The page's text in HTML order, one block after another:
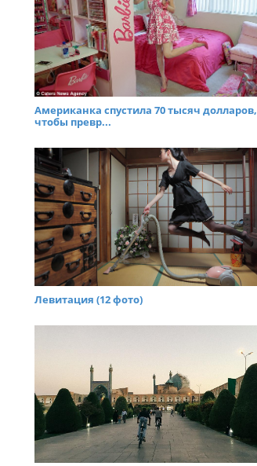
Американка спустила 70 тысяч долларов,
чтобы превр...
Левитация (12 фото)